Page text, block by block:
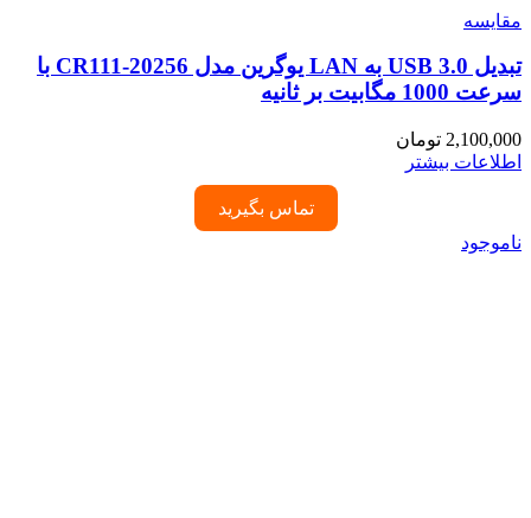
مقایسه
تبدیل USB 3.0 به LAN یوگرین مدل CR111-20256 با
سرعت 1000 مگابیت بر ثانیه
2,100,000 تومان
اطلاعات بیشتر
تماس بگیرید
ناموجود